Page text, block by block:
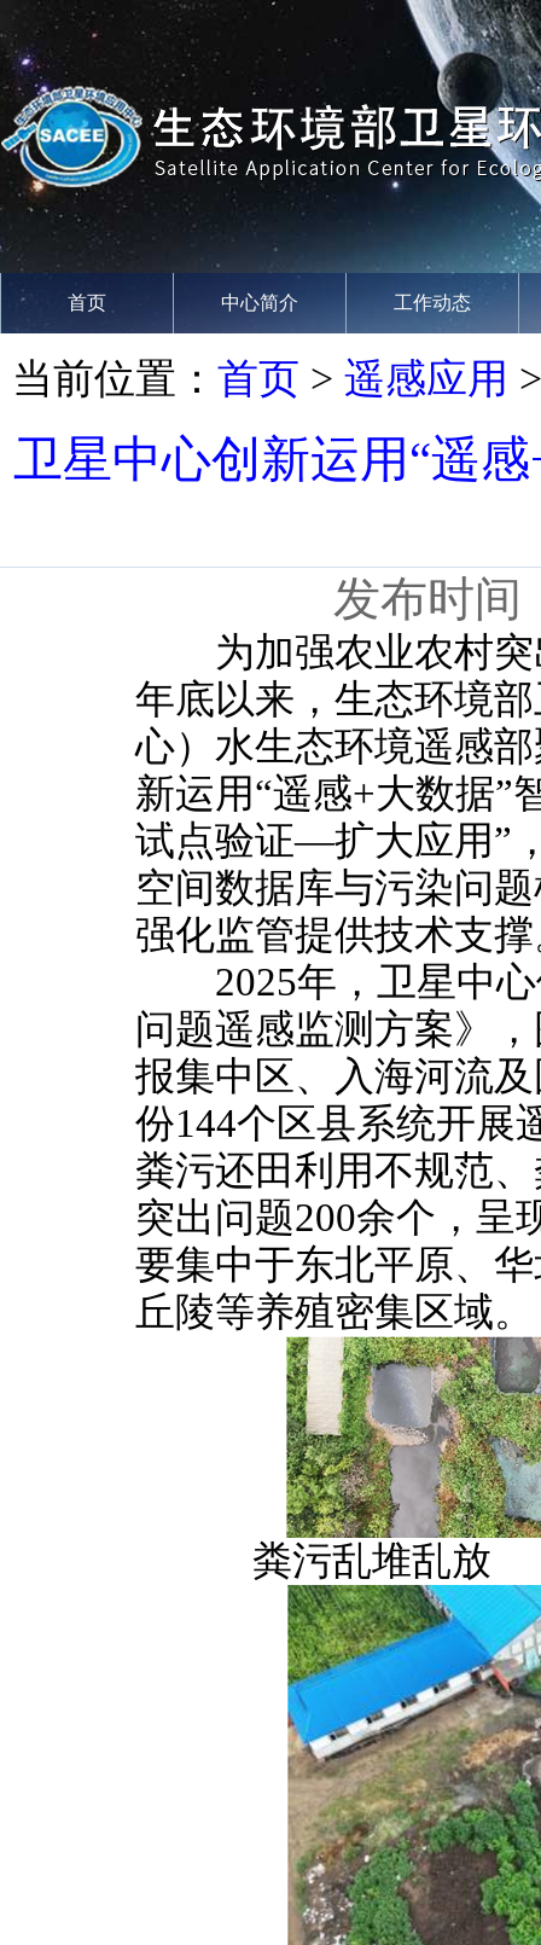
首页 中心简介 工作动态
当前位置： 首页 > 遥感应用
卫星中心创新运用“遥
发布时间
为加强农业农村突
年底以来，生态环境
心）水生态环境遥感
新运用“遥感+大数据
试点验证—扩大应用”
空间数据库与污染问
强化监管提供技术支
2025年，卫星中心
问题遥感监测方案》
报集中区、入海河流
份144个区县系统开展
粪污还田利用不规范
突出问题200余个，呈
要集中于东北平原、
丘陵等养殖密集区域。
粪污乱堆乱